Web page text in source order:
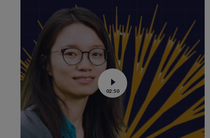
Voir
la
vidéo
Hong
Wang,
médaille
Fields
02:50